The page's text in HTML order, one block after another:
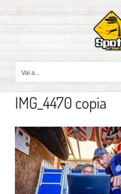
contenuto
Vai a...
IMG_4470 copia